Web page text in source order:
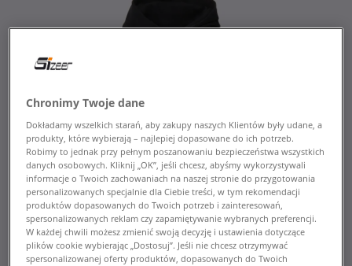
Chronimy Twoje dane
Dokładamy wszelkich starań, aby zakupy naszych Klientów były udane, a
produkty, które wybierają – najlepiej dopasowane do ich potrzeb.
Robimy to jednak przy pełnym poszanowaniu bezpieczeństwa wszystkich
danych osobowych. Kliknij „OK”, jeśli chcesz, abyśmy wykorzystywali
informacje o Twoich zachowaniach na naszej stronie do przygotowania
personalizowanych specjalnie dla Ciebie treści, w tym rekomendacji
produktów dopasowanych do Twoich potrzeb i zainteresowań,
spersonalizowanych reklam czy zapamiętywanie wybranych preferencji.
W każdej chwili możesz zmienić swoją decyzję i ustawienia dotyczące
plików cookie wybierając „Dostosuj”. Jeśli nie chcesz otrzymywać
spersonalizowanej oferty produktów, dopasowanych do Twoich